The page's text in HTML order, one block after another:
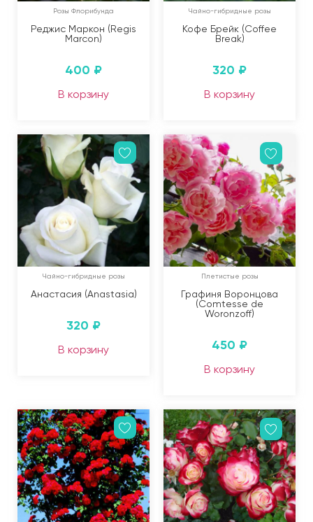
Розы Флорибунда
Реджис Маркон (Regis
Marcon)
400 ₽
В корзину
Чайно-гибридные розы
Кофе Брейк (Coffee
Break)
320 ₽
В корзину
Чайно-гибридные розы
Анастасия (Anastasia)
320 ₽
В корзину
Плетистые розы
Графиня Воронцова
(Comtesse de
Woronzoff)
450 ₽
В корзину